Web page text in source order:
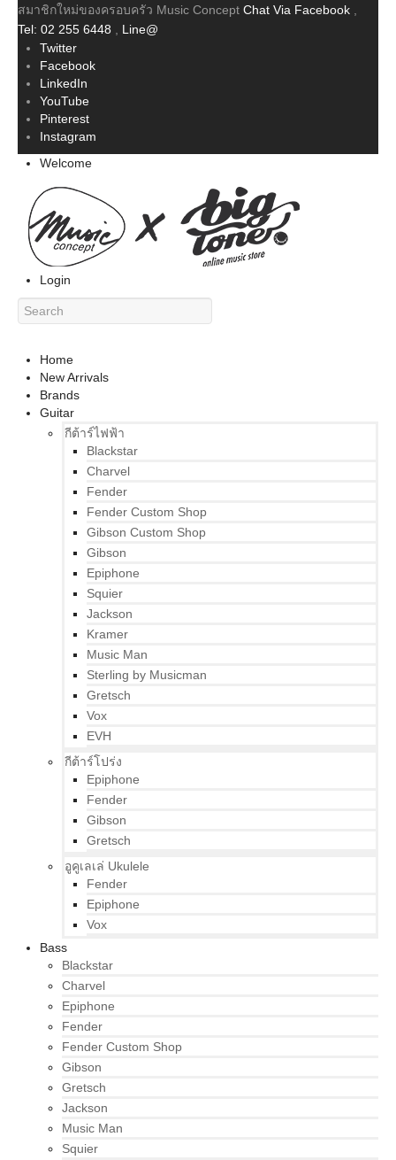
สมาชิกใหม่ของครอบครัว Music Concept Chat Via Facebook
Tel: 02 255 6448
Line@
Twitter
Facebook
LinkedIn
YouTube
Pinterest
Instagram
Welcome
Login
Home
New Arrivals
Brands
Guitar
กีต้าร์ไฟฟ้า
Blackstar
Charvel
Fender
Fender Custom Shop
Gibson Custom Shop
Gibson
Epiphone
Squier
Jackson
Kramer
Music Man
Sterling by Musicman
Gretsch
Vox
EVH
กีต้าร์โปร่ง
Epiphone
Fender
Gibson
Gretsch
อูคูเลเล่ Ukulele
Fender
Epiphone
Vox
Bass
Blackstar
Charvel
Epiphone
Fender
Fender Custom Shop
Gibson
Gretsch
Jackson
Music Man
Squier